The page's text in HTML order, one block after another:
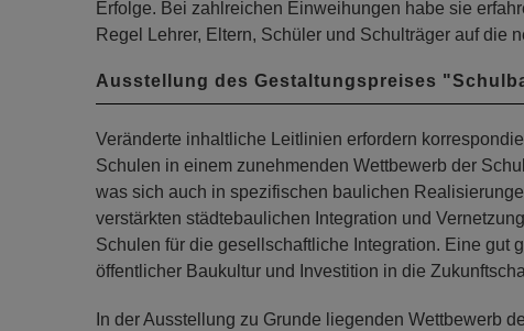
Erfolge. Bei zahlreichen Einweihungen habe sie
Regel Lehrer, Eltern, Schüler und Schulträger auf die
Ausstellung des Gestaltungspreises
Veränderte inhaltliche Leitlinien erfordern
Schulen in einem zunehmenden Wettbewerb der
was sich auch in spezifischen baulichen
verstärkten städtebaulichen Integration und
Schulen für die gesellschaftliche Integration. Eine gut
öffentlicher Baukultur und Investition in die
In der Ausstellung zu Grunde liegenden Wettbewerb